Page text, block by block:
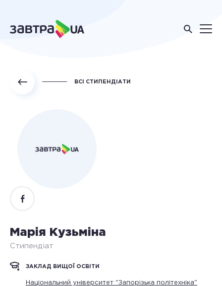
ВСІ СТИПЕНДІАТИ
Марія Кузьміна
Стипендіат
ЗАКЛАД ВИЩОЇ ОСВІТИ
Національний університет "Запорізька політехніка"